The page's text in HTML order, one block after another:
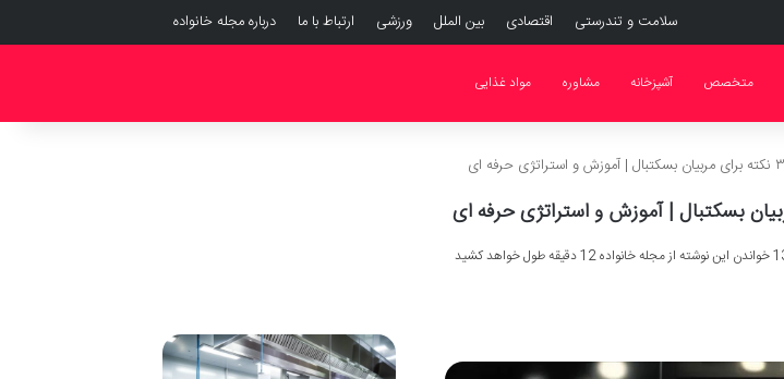
سلامت و تندرستی اقتصادی بین الملل ورزشی ارتباط با ما درباره مجله خانواده
متخصص آشپزخانه مشاوره مواد غذایی
خواندن این نوشته از مجله خانواده 12 دقیقه طول خواهد کشید